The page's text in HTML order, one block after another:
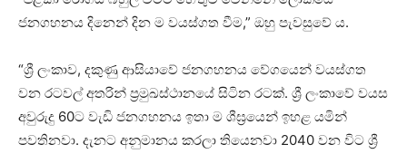
ජනගහනය දිනෙන් දින ම වයස්ගත වීම,” ඔහු පැවසුවේ ය.
“ශ්‍රී ලංකාව, දකුණු ආසියාවේ ජනගහනය වේගයෙන් වයස්ගත
වන රටවල් අතරින් ප්‍රමුඛස්ථානයේ සිටින රටක්. ශ්‍රී ලංකාවේ වයස
අවුරුදු 60ට වැඩි ජනගහනය ඉතා ම ශීඝ්‍රයෙන් ඉහළ යමින්
පවතිනවා. දැනට අනුමානය කරලා තියෙනවා 2040 වන විට ශ්‍රී